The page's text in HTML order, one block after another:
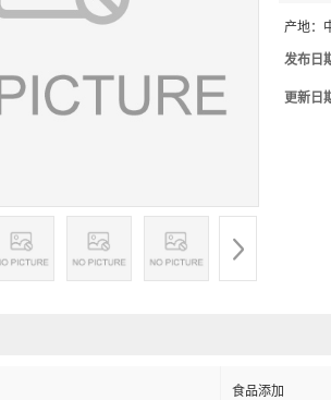
产地：
发布日
更新日
食品添加